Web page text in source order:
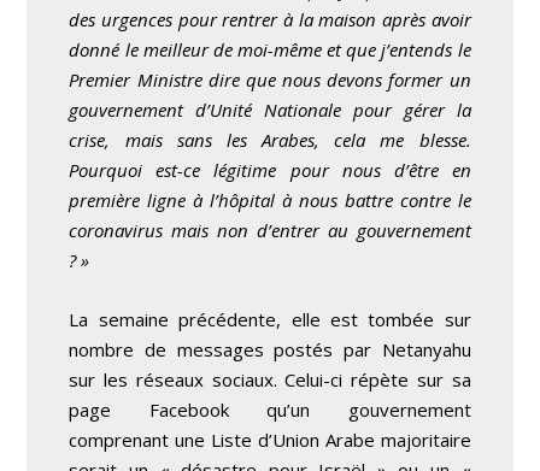
des urgences pour rentrer à la maison après avoir
donné le meilleur de moi-même et que j’entends le
Premier Ministre dire que nous devons former un
gouvernement d’Unité Nationale pour gérer la
crise, mais sans les Arabes, cela me blesse.
Pourquoi est-ce légitime pour nous d’être en
première ligne à l’hôpital à nous battre contre le
coronavirus mais non d’entrer au gouvernement
? »
La semaine précédente, elle est tombée sur
nombre de messages postés par Netanyahu
sur les réseaux sociaux. Celui-ci répète sur sa
page Facebook qu’un gouvernement
comprenant une Liste d’Union Arabe majoritaire